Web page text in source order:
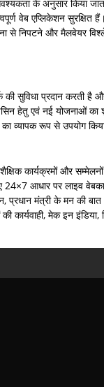
के अनुसार किया
वेब एप्लिकेशन
निपटने और मैलवेयर
की सुविधा प्रदान करती
हेतु एवं नई योजनाओं का
का व्यापक रूप से उपयोग
शैक्षिक कार्यक्रमों और
24×7 आधार पर लाइव
प्रधान मंत्री के मन की
कार्यवाही, मेक इन